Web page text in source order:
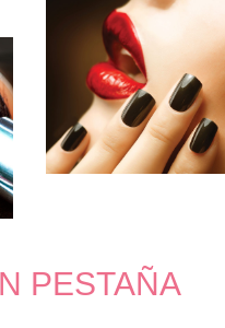
PESTAÑA